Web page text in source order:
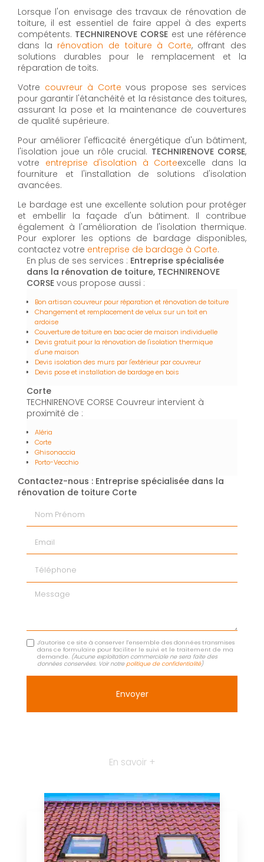
Lorsque l'on envisage des travaux de rénovation de
toiture, il est essentiel de faire appel à des experts
compétents. TECHNIRENOVE CORSE est une référence
dans la rénovation de toiture à Corte, offrant des
solutions durables pour le remplacement et la
réparation de toits.
Votre couvreur à Corte vous propose ses services
pour garantir l'étanchéité et la résistance des toitures,
assurant la pose et la maintenance de couvertures
de qualité supérieure.
Pour améliorer l'efficacité énergétique d'un bâtiment,
l'isolation joue un rôle crucial. TECHNIRENOVE CORSE,
votre entreprise d'isolation à Corteexcelle dans la
fourniture et l'installation de solutions d'isolation
avancées.
Le bardage est une excellente solution pour protéger
et embellir la façade d'un bâtiment. Il contribue
également à l'amélioration de l'isolation thermique.
Pour explorer les options de bardage disponibles,
contactez votre entreprise de bardage à Corte.
En plus de ses services : Entreprise spécialisée
dans la rénovation de toiture, TECHNIRENOVE
CORSE vous propose aussi :
Bon artisan couvreur pour réparation et rénovation de toiture
Changement et remplacement de velux sur un toit en
ardoise
Couverture de toiture en bac acier de maison individuelle
Devis gratuit pour la rénovation de l'isolation thermique
d'une maison
Devis isolation des murs par l'extérieur par couvreur
Devis pose et installation de bardage en bois
Corte
TECHNIRENOVE CORSE Couvreur intervient à
proximité de :
Aléria
Corte
Ghisonaccia
Porto-Vecchio
Contactez-nous : Entreprise spécialisée dans la
rénovation de toiture Corte
Message
J'autorise ce site à conserver l'ensemble des données transmises
dans ce formulaire pour faciliter le suivi et le traitement de ma
demande. (Aucune exploitation commerciale ne sera faite des
données conservées. Voir notrepolitique de confidentialité)
En savoir +